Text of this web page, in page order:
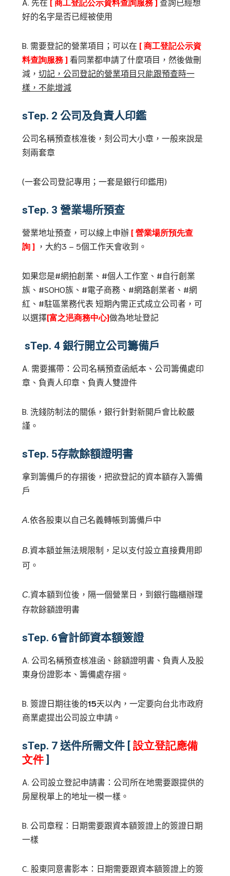
好的名字是否已經被使用
B. 需要登記的營業項目；可以在 [商工登記公示資
料查詢服務] 看同業都申請了什麼項目，然後做刪
減， 切記，公司登記的營業項目只能跟預查時一
樣，不能增減
sTep. 2 公司及負責人印鑑
公司名稱預查核准後，刻公司大小章，一般來說是
刻兩套章
(一套公司登記專用；一套是銀行印鑑用)
sTep. 3 營業場所預查
營業地址預查，可以線上申辦[營業場所預先查
詢] ，大約3 – 5個工作天會收到。
如果您是#網拍創業、 #個人工作室、 #自行創業
族、 #SOHO族、 #電子商務、 #網路創業者、 #網
紅、 #駐區業務代表 短期內需正式成立公司者，可
以選擇[富之浥商務中心]做為地址登記
sTep. 4 銀行開立公司籌備戶
A. 需要攜帶：公司名稱預查函紙本、公司籌備處印
章、負責人印章、負責人雙證件
B. 洗錢防制法的關係，銀行針對新開戶會比較嚴
謹。
sTep. 5存款餘額證明書
拿到籌備戶的存摺後，把欲登記的資本額存入籌備
戶
A.依各股東以自己名義轉帳到籌備戶中
B.資本額並無法規限制，足以支付設立直接費用即
可。
C.資本額到位後，隔一個營業日，到銀行臨櫃辦理
存款餘額證明書
sTep. 6會計師資本額簽證
A. 公司名稱預查核准函、餘額證明書、負責人及股
東身份證影本、籌備處存摺。
B. 簽證日期往後的15天以內，一定要向台北市政府
商業處提出公司設立申請。
sTep. 7 送件所需文件[ 設立登記應備
文件]
A. 公司設立登記申請書：公司所在地需要跟提供的
房屋稅單上的地址一模一樣。
B. 公司章程：日期需要跟資本額簽證上的簽證日期
一樣
C. 股東同意書影本：日期需要跟資本額簽證上的簽